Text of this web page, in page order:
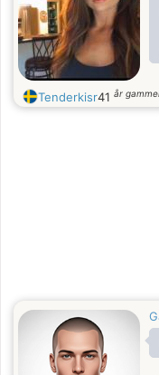
Tenderkisr41 år gammel